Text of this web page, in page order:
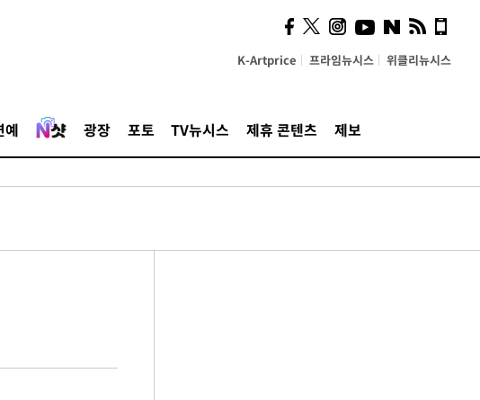
K-Artprice 프라임뉴시스 위클리뉴시스
예 광장 포토 TV뉴시스 제휴 콘텐츠 제보